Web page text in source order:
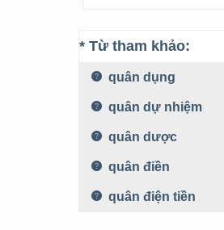
* Từ tham khảo:
quân dụng
quân dự nhiệm
quân dược
quân điền
quân điện tiền